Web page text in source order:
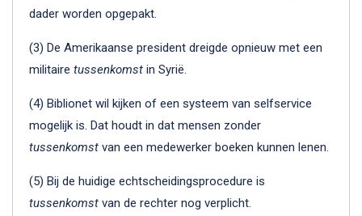
dader worden opgepakt.
(3) De Amerikaanse president dreigde opnieuw met een
militaire tussenkomst in Syrië.
(4) Biblionet wil kijken of een systeem van selfservice
mogelijk is. Dat houdt in dat mensen zonder
tussenkomst van een medewerker boeken kunnen lenen.
(5) Bij de huidige echtscheidingsprocedure is
tussenkomst van de rechter nog verplicht.